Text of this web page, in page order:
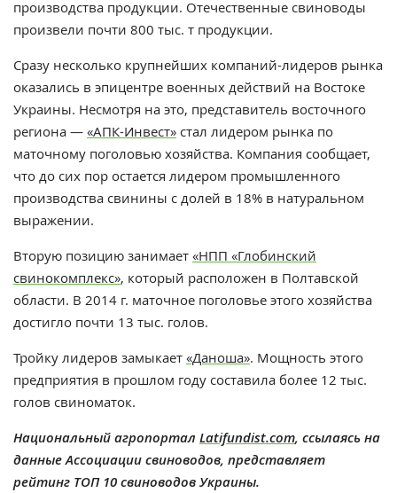
производства продукции. Отечественные свиноводы
произвели почти 800 тыс. т продукции.
Сразу несколько крупнейших компаний-лидеров рынка
оказались в эпицентре военных действий на Востоке
Украины. Несмотря на это, представитель восточного
региона — «АПК-Инвест» стал лидером рынка по
маточному поголовью хозяйства. Компания сообщает,
что до сих пор остается лидером промышленного
производства свинины с долей в 18% в натуральном
выражении.
Вторую позицию занимает «НПП «Глобинский
свинокомплекс», который расположен в Полтавской
области. В 2014 г. маточное поголовье этого хозяйства
достигло почти 13 тыс. голов.
Тройку лидеров замыкает «Даноша». Мощность этого
предприятия в прошлом году составила более 12 тыс.
голов свиноматок.
Национальный агропортал Latifundist.com, ссылаясь на
данные Ассоциации свиноводов, представляет
рейтинг ТОП 10 свиноводов Украины.